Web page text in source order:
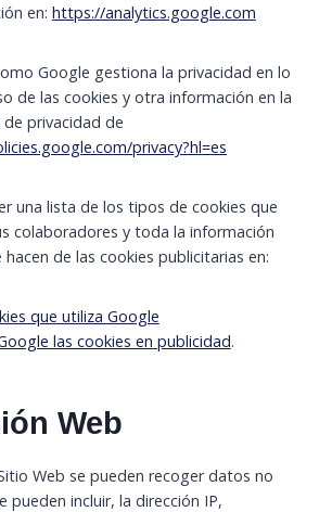
en: https://analytics.google.com
Google gestiona la privacidad en lo
de las cookies y otra información en la
privacidad de
privacy?hl=es
una lista de los tipos de cookies que
colaboradores y toda la información
de las cookies publicitarias en:
que utiliza Google
las cookies en publicidad.
Web
Web se pueden recoger datos no
pueden incluir, la dirección IP,